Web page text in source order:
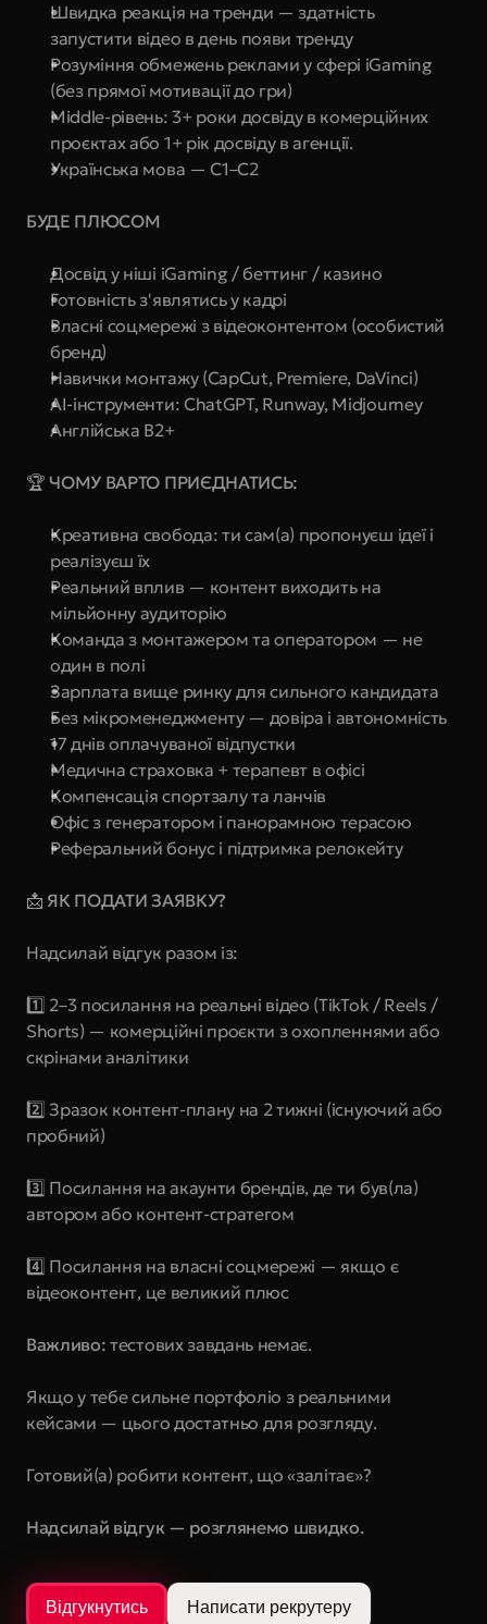
Швидка реакція на тренди — здатність
запустити відео в день появи тренду
Розуміння обмежень реклами у сфері iGaming
(без прямої мотивації до гри)
Middle-рівень: 3+ роки досвіду в комерційних
проєктах або 1+ рік досвіду в агенції.
Українська мова — C1–C2
БУДЕ ПЛЮСОМ
Досвід у ніші iGaming / беттинг / казино
Готовність з'являтись у кадрі
Власні соцмережі з відеоконтентом (особистий
бренд)
Навички монтажу (CapCut, Premiere, DaVinci)
AI-інструменти: ChatGPT, Runway, Midjourney
Англійська B2+
🏆 ЧОМУ ВАРТО ПРИЄДНАТИСЬ:
Креативна свобода: ти сам(а) пропонуєш ідеї і
реалізуєш їх
Реальний вплив — контент виходить на
мільйонну аудиторію
Команда з монтажером та оператором — не
один в полі
Зарплата вище ринку для сильного кандидата
Без мікроменеджменту — довіра і автономність
17 днів оплачуваної відпустки
Медична страховка + терапевт в офісі
Компенсація спортзалу та ланчів
Офіс з генератором і панорамною терасою
Реферальний бонус і підтримка релокейту
📩 ЯК ПОДАТИ ЗАЯВКУ?
Надсилай відгук разом із:
1️⃣ 2–3 посилання на реальні відео (TikTok / Reels /
Shorts) — комерційні проєкти з охопленнями або
скрінами аналітики
2️⃣ Зразок контент-плану на 2 тижні (існуючий або
пробний)
3️⃣ Посилання на акаунти брендів, де ти був(ла)
автором або контент-стратегом
4️⃣ Посилання на власні соцмережі — якщо є
відеоконтент, це великий плюс
Важливо: тестових завдань немає.
Якщо у тебе сильне портфоліо з реальними
кейсами — цього достатньо для розгляду.
Готовий(а) робити контент, що «залітає»?
Надсилай відгук — розглянемо швидко.
Відгукнутись Написати рекрутеру